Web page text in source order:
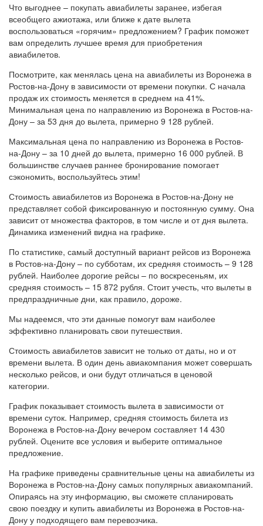
Что выгоднее – покупать авиабилеты заранее, избегая
всеобщего ажиотажа, или ближе к дате вылета
воспользоваться «горячим» предложением? График поможет
вам определить лучшее время для приобретения
авиабилетов.
Посмотрите, как менялась цена на авиабилеты из Воронежа в
Ростов-на-Дону в зависимости от времени покупки. С начала
продаж их стоимость меняется в среднем на 41%.
Минимальная цена по направлению из Воронежа в Ростов-на-
Дону – за 53 дня до вылета, примерно 9 128 рублей.
Максимальная цена по направлению из Воронежа в Ростов-
на-Дону – за 10 дней до вылета, примерно 16 000 рублей. В
большинстве случаев раннее бронирование помогает
сэкономить, воспользуйтесь этим!
Стоимость авиабилетов из Воронежа в Ростов-на-Дону не
представляет собой фиксированную и постоянную сумму. Она
зависит от множества факторов, в том числе и от дня вылета.
Динамика изменений видна на графике.
По статистике, самый доступный вариант рейсов из Воронежа
в Ростов-на-Дону – по субботам, их средняя стоимость – 9 128
рублей. Наиболее дорогие рейсы – по воскресеньям, их
средняя стоимость – 15 872 рубля. Стоит учесть, что вылеты в
предпраздничные дни, как правило, дороже.
Мы надеемся, что эти данные помогут вам наиболее
эффективно планировать свои путешествия.
Стоимость авиабилетов зависит не только от даты, но и от
времени вылета. В один день авиакомпания может совершать
несколько рейсов, и они будут отличаться в ценовой
категории.
График показывает стоимость вылета в зависимости от
времени суток. Например, средняя стоимость билета из
Воронежа в Ростов-на-Дону вечером составляет 14 430
рублей. Оцените все условия и выберите оптимальное
предложение.
На графике приведены сравнительные цены на авиабилеты из
Воронежа в Ростов-на-Дону самых популярных авиакомпаний.
Опираясь на эту информацию, вы сможете спланировать
свою поездку и купить авиабилеты из Воронежа в Ростов-на-
Дону у подходящего вам перевозчика.